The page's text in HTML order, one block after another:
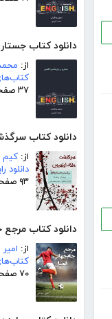
دانلود کتاب
از:
۳۷ صفحه
دانلود کتاب
از:
دانلود
۹۳ صفحه
دانلود کتاب مرجع
از:
۷۰ صفحه